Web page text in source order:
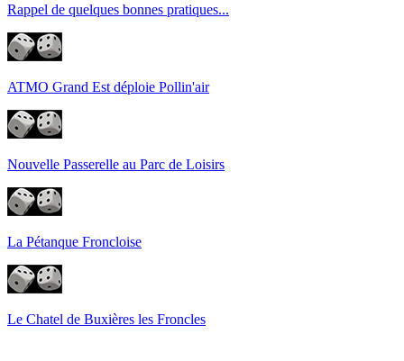
Rappel de quelques bonnes pratiques...
ATMO Grand Est déploie Pollin'air
Nouvelle Passerelle au Parc de Loisirs
La Pétanque Froncloise
Le Chatel de Buxières les Froncles